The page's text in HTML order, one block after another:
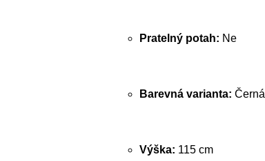
Pratelný potah: Ne
Barevná varianta: Černá
Výška: 115 cm